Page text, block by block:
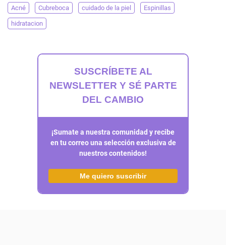
Acné Cubreboca cuidado de la piel Espinillas
hidratacion
SUSCRÍBETE AL
NEWSLETTER Y SÉ PARTE
DEL CAMBIO
¡Sumate a nuestra comunidad y recibe
en tu correo una selección exclusiva de
nuestros contenidos!
Me quiero suscribir